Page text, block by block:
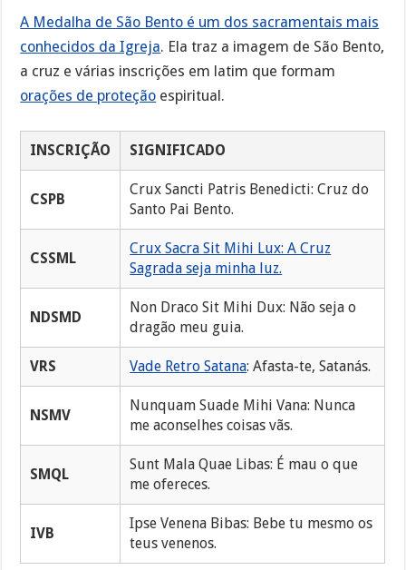
A Medalha de São Bento é um dos sacramentais mais
conhecidos da Igreja. Ela traz a imagem de São Bento,
a cruz e várias inscrições em latim que formam
orações de proteção espiritual.
INSCRIÇÃO SIGNIFICADO
CSPB
Crux Sancti Patris Benedicti: Cruz do
Santo Pai Bento.
CSSML
Crux Sacra Sit Mihi Lux: A Cruz
Sagrada seja minha luz.
NDSMD
Non Draco Sit Mihi Dux: Não seja o
dragão meu guia.
VRS Vade Retro Satana: Afasta-te, Satanás.
NSMV
Nunquam Suade Mihi Vana: Nunca
me aconselhes coisas vãs.
SMQL
Sunt Mala Quae Libas: É mau o que
me ofereces.
IVB
Ipse Venena Bibas: Bebe tu mesmo os
teus venenos.